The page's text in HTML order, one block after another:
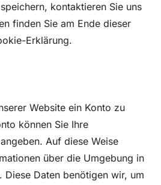
kontaktieren Sie uns
finden Sie am Ende dieser
Erklärung.
Website ein Konto zu
können Sie Ihre
Auf diese Weise
über die Umgebung in
Diese Daten benötigen wir, um